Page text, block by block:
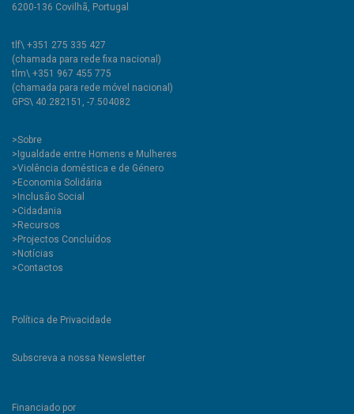
6200-136 Covilhã, Portugal
tlf\ +351 275 335 427
(chamada para rede fixa nacional)
tlm\ +351 967 455 775
(chamada para rede móvel nacional)
GPS\ 40.282151, -7.504082
>Sobre
>Igualdade entre Homens e Mulheres
>Violência doméstica e de Género
>Economia Solidária
>Inclusão Social
>Cidadania
>Recursos
>Projectos Concluídos
>Notícias
>Contactos
Política de Privacidade
Subscreva a nossa Newsletter
Financiado por